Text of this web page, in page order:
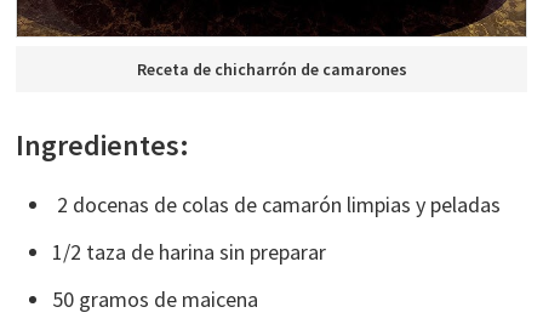
Receta de chicharrón de camarones
Ingredientes:
2 docenas de colas de camarón limpias y peladas
1/2 taza de harina sin preparar
50 gramos de maicena